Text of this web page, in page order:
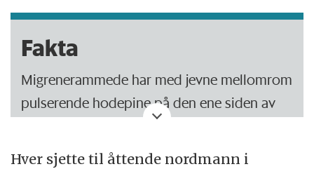
Fakta
Migrenerammede har med jevne mellomrom
pulserende hodepine på den ene siden av
og lydskyhet.
Hver sjette til åttende nordmann i